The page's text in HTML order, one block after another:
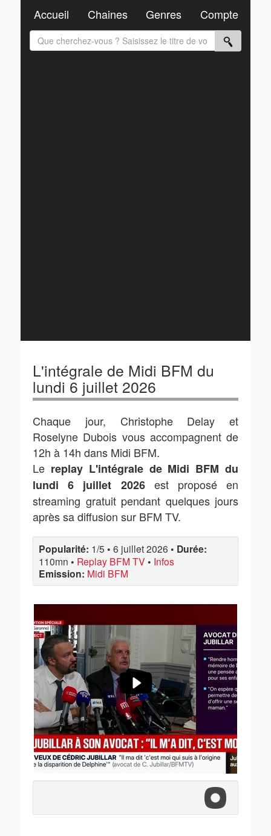
L'intégrale de Midi BFM du
lundi 6 juillet 2026
Chaque jour, Christophe Delay et
Roselyne Dubois vous accompagnent de
12h à 14h dans Midi BFM.
Le replay L'intégrale de Midi BFM du
lundi 6 juillet 2026est proposé en
streaming gratuit pendant quelques jours
après sa diffusion sur BFM TV.
Popularité: 1/5 • 6 juillet 2026 • Durée:
110mn • Replay BFM TV • Infos
Emission: Midi BFM
Accueil Chaines Genres Compte